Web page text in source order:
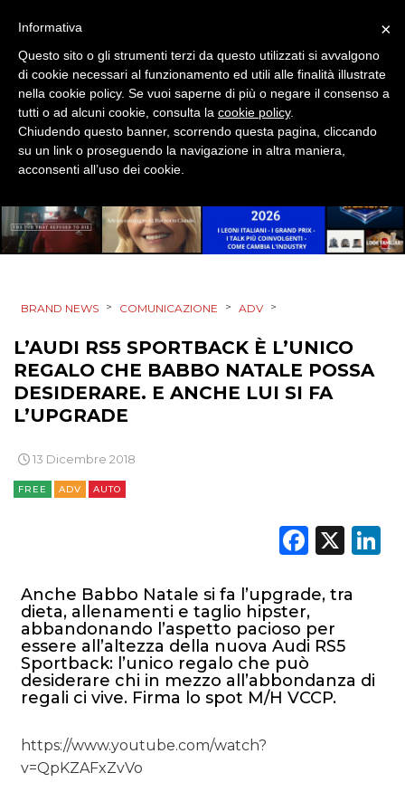
DIRECT
SPONSOR
DESIGN
MOBILE
PRODOTTI
PUNTI VENDITA
STRATEGIE
DIGITALE
EDITORIA
ESTERNA
RADIO / AUDIO
BRAND NEWS > COMUNICAZIONE > ADV >
L’AUDI RS5 SPORTBACK È L’UNICO
REGALO CHE BABBO NATALE POSSA
DESIDERARE. E ANCHE LUI SI FA
L’UPGRADE
13 Dicembre 2018
FREE ADV AUTO
X
Anche Babbo Natale si fa l’upgrade, tra
dieta, allenamenti e taglio hipster,
abbandonando l’aspetto pacioso per
essere all’altezza della nuova Audi RS5
Sportback: l’unico regalo che può
desiderare chi in mezzo all’abbondanza di
regali ci vive. Firma lo spot M/H VCCP.
https://www.youtube.com/watch?
v=QpKZAFxZvVo
×
Informativa
Questo sito o gli strumenti terzi da questo utilizzati si avvalgono
di cookie necessari al funzionamento ed utili alle finalità illustrate
nella cookie policy. Se vuoi saperne di più o negare il consenso a
tutti o ad alcuni cookie, consulta la cookie policy.
Chiudendo questo banner, scorrendo questa pagina, cliccando
su un link o proseguendo la navigazione in altra maniera,
acconsenti all’uso dei cookie.